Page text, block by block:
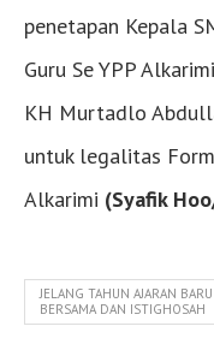
penetapan Kepala
Guru Se YPP
KH Murtadlo
untuk legalitas
Alkarimi (Syafik
JELANG TAHUN AJARAN
BERSAMA DAN ISTIGHOSAH